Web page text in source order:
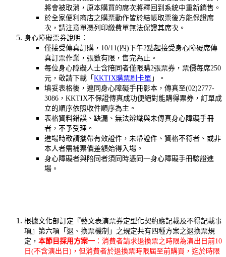
將會被取消，原本購買的席次將釋回到系統中重新銷售。
於全家便利商店之購票動作皆於結帳取票後方能保證席
次，請注意單憑列印繳費單無法保證其席次。
身心障礙票券說明：
僅接受傳真訂購， 10/11(四)下午2點起接受身心障礙席傳
真訂票作業，張數有限，售完為止。
每位身心障礙人士含陪同者僅限購2張票券，票價每席250
元，敬請下載「 KKTIX購票刷卡單 」。
填妥表格後，連同身心障礙手冊影本，傳真至(02)2777-
3086，KKTIX不保證傳真成功便絕對能購得票券，訂單成
立的順序依照收件順序為主。
表格資料錯誤、缺漏、無法辨識與未傳真身心障礙手冊
者，不予受理。
進場時敬請攜帶有效證件，未帶證件、資格不符者、或非
本人者需補票價差額始得入場。
身心障礙者與陪同者須同時憑同一身心障礙手冊驗證進
場。
根據文化部訂定『藝文表演票券定型化契約應記載及不得記載事
項』第六項「退、換票機制」之規定共有四種方案之退換票規
定， 本節目採用方案一 ：消費者請求退換票之時限為演出日前10
日(不含演出日)，但消費者於退換票時限屆至前購買，迄於時限